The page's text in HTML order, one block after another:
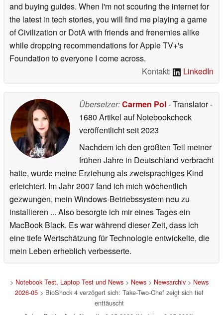
and buying guides. When I'm not scouring the internet for
the latest in tech stories, you will find me playing a game
of Civilization or DotA with friends and frenemies alike
while dropping recommendations for Apple TV+'s
Foundation to everyone I come across.
Kontakt:
LinkedIn
Übersetzer:Carmen Pol- Translator-
1680 Artikel auf Notebookcheck
veröffentlichtseit 2023
Nachdem ich den größten Teil meiner
frühen Jahre in Deutschland verbracht
hatte, wurde meine Erziehung als zweisprachiges Kind
erleichtert. Im Jahr 2007 fand ich mich wöchentlich
gezwungen, mein Windows-Betriebssystem neu zu
installieren ... Also besorgte ich mir eines Tages ein
MacBook Black. Es war während dieser Zeit, dass ich
eine tiefe Wertschätzung für Technologie entwickelte, die
mein Leben erheblich verbesserte.
> Notebook Test, Laptop Test und News> News> Newsarchiv> News
2026-05> BioShock 4 verzögert sich: Take-Two-Chef zeigt sich tief
enttäuscht